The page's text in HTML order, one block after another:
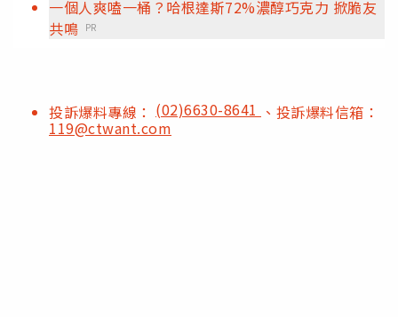
一個人爽嗑一桶？哈根達斯72%濃醇巧克力 掀脆友
共鳴 PR
投訴爆料專線： (02)6630-8641 、投訴爆料信箱：
119@ctwant.com